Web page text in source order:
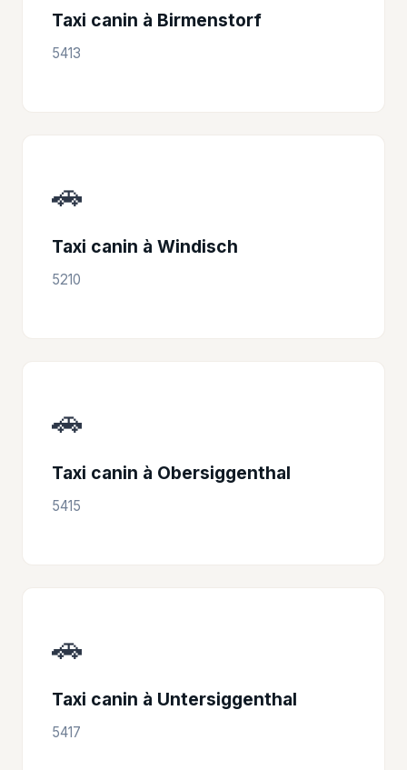
Taxi canin à Birmenstorf
5413
🚗
Taxi canin à Windisch
5210
🚗
Taxi canin à Obersiggenthal
5415
🚗
Taxi canin à Untersiggenthal
5417